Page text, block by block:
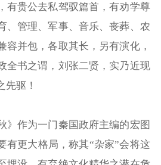
有贵公去私驾驭篇首，有劝学尊
、管理、军事、音乐、丧葬、农
容并包，各取其长，另有演化，
全书之谓，刘张二贤，实乃近现
先驱！
作为一门秦国政府主编的宏图
有更大格局，称其“杂家”会将这